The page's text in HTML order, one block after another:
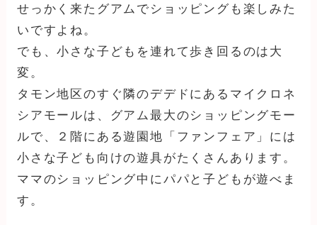
せっかく来たグアムでショッピングも楽しみた
いですよね。
でも、小さな子どもを連れて歩き回るのは大
変。
タモン地区のすぐ隣のデデドにあるマイクロネ
シアモールは、グアム最大のショッピングモー
ルで、２階にある遊園地「ファンフェア」には
小さな子ども向けの遊具がたくさんあります。
ママのショッピング中にパパと子どもが遊べま
す。